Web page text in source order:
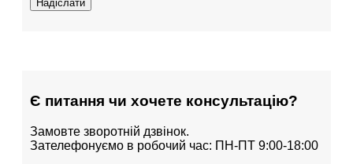
Є питання чи хочете консультацію?
Замовте зворотній дзвінок.
Зателефонуємо в робочий час: ПН-ПТ 9:00-18:00